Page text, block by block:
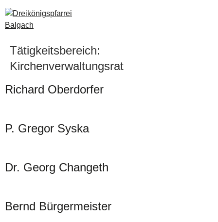
Tätigkeitsbereich:
Kirchenverwaltungsrat
Richard Oberdorfer
P. Gregor Syska
Dr. Georg Changeth
Bernd Bürgermeister